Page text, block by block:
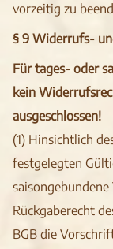
vorzeitig zu
§ 9 Widerrufs-
Für tages- oder
kein
ausgeschlossen!
(1) Hinsichtlich
festgelegten
Rückgaberecht
BGB die